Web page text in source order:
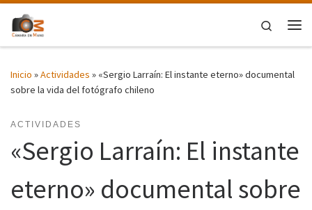
Saltar al contenido
Search
Inicio »Actividades » «Sergio Larraín: El instante eterno» documental
sobre la vida del fotógrafo chileno
ACTIVIDADES
«Sergio Larraín: El instante
eterno» documental sobre